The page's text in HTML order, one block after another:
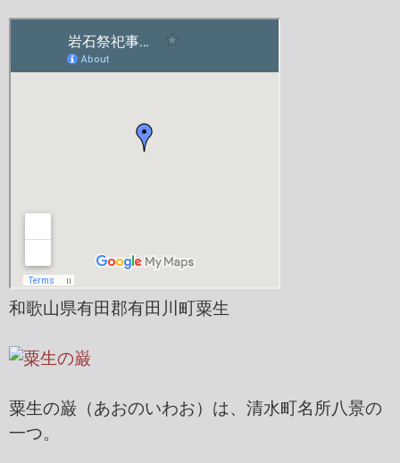
和歌山県有田郡有田川町粟生
粟生の巌（あおのいわお）は、清水町名所八景の
一つ。